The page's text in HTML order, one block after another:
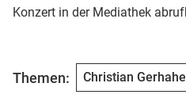
Konzert in der Mediathek
Themen: Christian